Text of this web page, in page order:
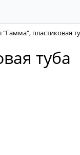
пластиковая
туба